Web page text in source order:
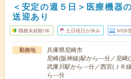
＜安定の週５日＞医療機器
送迎あり
職種未経験OK 土日祝日が休み WEB
勤務地
兵庫県尼崎市
尼崎(阪神線)駅から---分／尼
武庫川駅から---分／西宮(ＪＲ
ら---分